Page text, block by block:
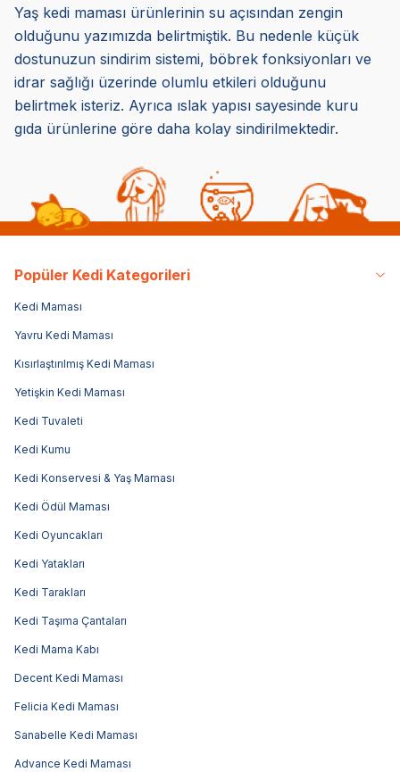
Yaş kedi maması ürünlerinin su açısından zengin
olduğunu yazımızda belirtmiştik. Bu nedenle küçük
dostunuzun sindirim sistemi, böbrek fonksiyonları ve
idrar sağlığı üzerinde olumlu etkileri olduğunu
belirtmek isteriz. Ayrıca ıslak yapısı sayesinde kuru
gıda ürünlerine göre daha kolay sindirilmektedir.
Popüler Kedi Kategorileri
Kedi Maması
Yavru Kedi Maması
Kısırlaştırılmış Kedi Maması
Yetişkin Kedi Maması
Kedi Tuvaleti
Kedi Kumu
Kedi Konservesi & Yaş Maması
Kedi Ödül Maması
Kedi Oyuncakları
Kedi Yatakları
Kedi Tarakları
Kedi Taşıma Çantaları
Kedi Mama Kabı
Decent Kedi Maması
Felicia Kedi Maması
Sanabelle Kedi Maması
Advance Kedi Maması